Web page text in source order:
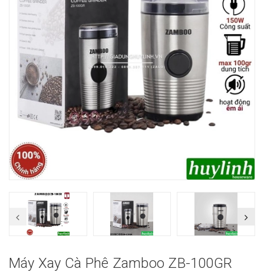
Máy Xay Cà Phê Zamboo ZB-100GR